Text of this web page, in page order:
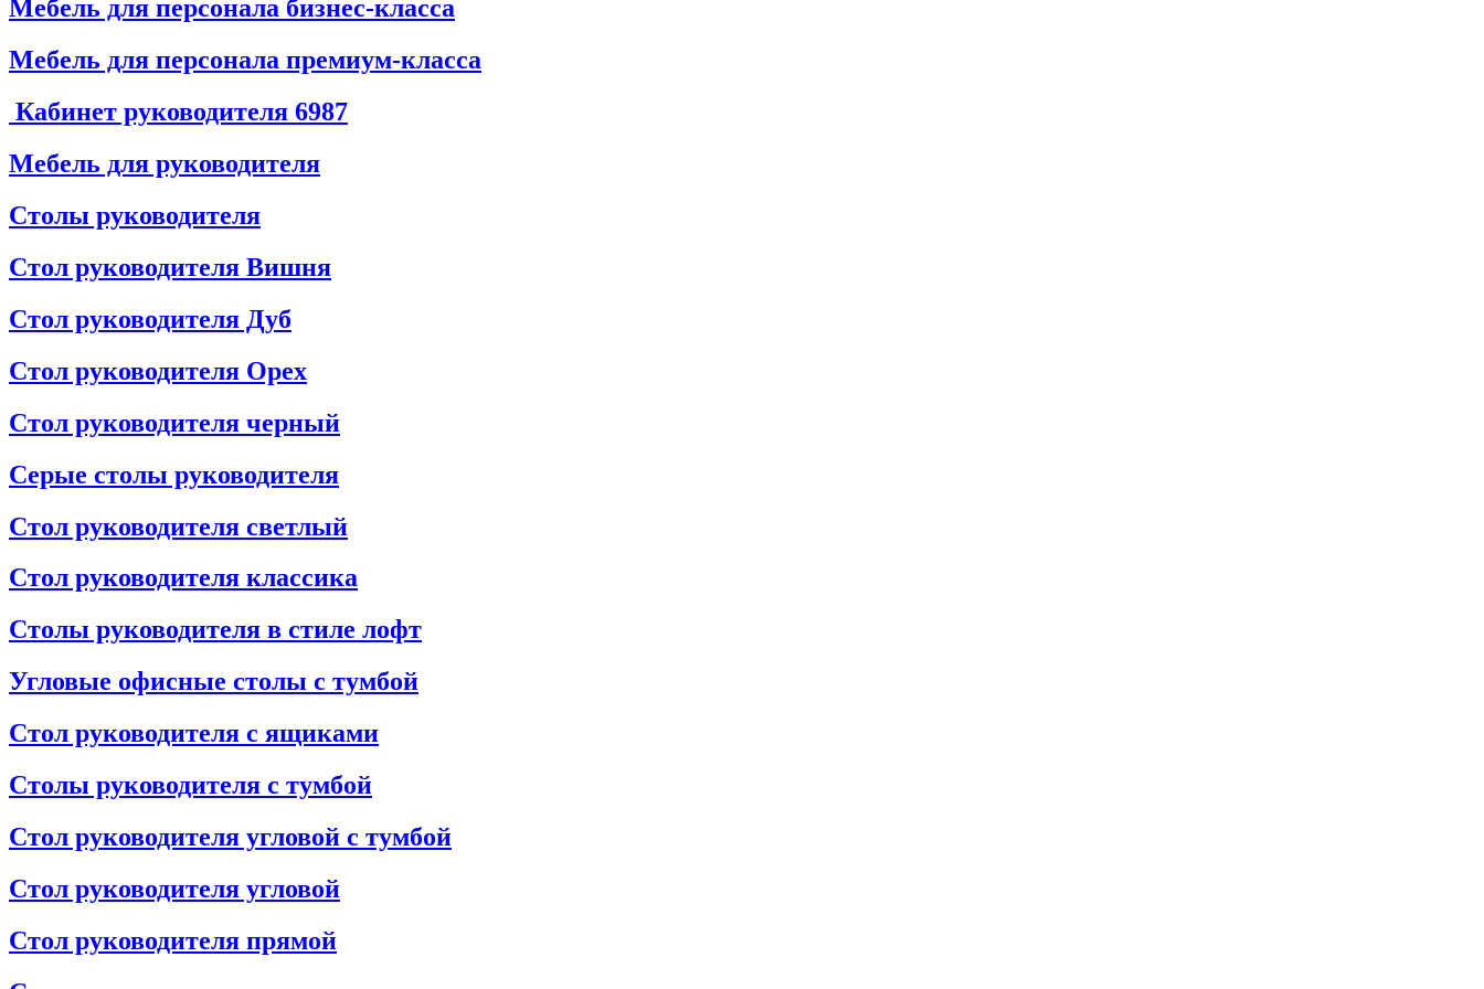
Мебель для персонала бизнес-класса
Мебель для персонала премиум-класса
Кабинет руководителя 6987
Мебель для руководителя
Столы руководителя
Стол руководителя Вишня
Стол руководителя Дуб
Стол руководителя Орех
Стол руководителя черный
Серые столы руководителя
Стол руководителя светлый
Стол руководителя классика
Столы руководителя в стиле лофт
Угловые офисные столы с тумбой
Стол руководителя с ящиками
Столы руководителя с тумбой
Стол руководителя угловой с тумбой
Стол руководителя угловой
Стол руководителя прямой